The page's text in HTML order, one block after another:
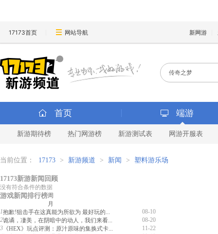
17173首页 网站导航 新网游
首页 端游
新游期待榜 热门网游榜 新游测试表 网游开服表
当前位置： 17173 > 新游频道 > 新闻 > 塑料游乐场
17173新游新闻回顾
没有符合条件的数据
游戏新闻排行榜周
月
1
08-10
抱歉!狙击手在这真能为所欲为 最好玩的...
2
08-20
诡谲，凄美，在阴暗中的动人，我们来看...
3
11-22
《HEX》玩点评测：原汁原味的集换式卡...